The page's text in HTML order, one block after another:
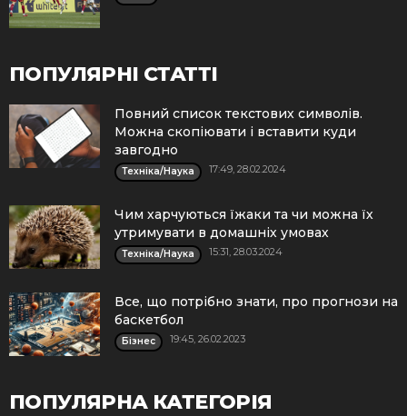
ПОПУЛЯРНІ СТАТТІ
Повний список текстових символів.
Можна скопіювати і вставити куди
завгодно
Техніка/Наука 17:49, 28.02.2024
Чим харчуються їжаки та чи можна їх
утримувати в домашніх умовах
Техніка/Наука 15:31, 28.03.2024
Все, що потрібно знати, про прогнози на
баскетбол
Бізнес 19:45, 26.02.2023
ПОПУЛЯРНА КАТЕГОРІЯ